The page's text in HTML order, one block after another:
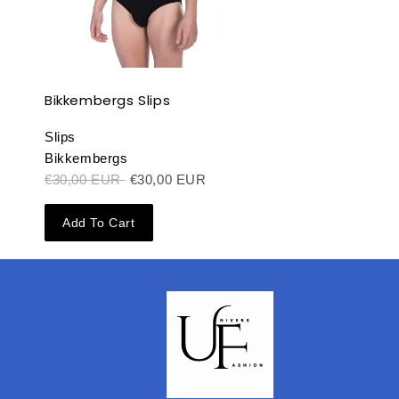
Bikkembergs Slips
Slips
Bikkembergs
€30,00 EUR €30,00 EUR
Add To Cart